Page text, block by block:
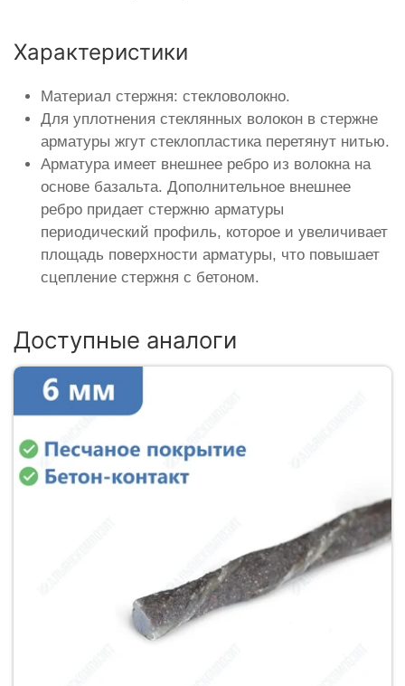
Характеристики
Материал стержня: стекловолокно.
Для уплотнения стеклянных волокон в стержне
арматуры жгут стеклопластика перетянут нитью.
Арматура имеет внешнее ребро из волокна на
основе базальта. Дополнительное внешнее
ребро придает стержню арматуры
периодический профиль, которое и увеличивает
площадь поверхности арматуры, что повышает
сцепление стержня с бетоном.
Доступные аналоги